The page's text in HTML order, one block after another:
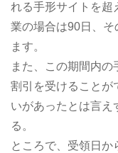
れる手形サイトを超
業の場合は90日、
ます。
また、この期間内
割引を受けることが
いがあったとは言え
る。
ところで、受領日